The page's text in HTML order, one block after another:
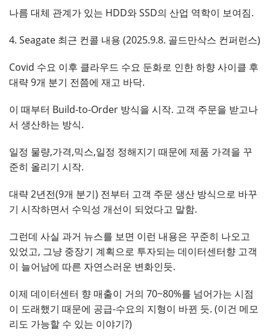
나름 대체 관계가 있는 HDD와 SSD의 산업 역학이 보여짐.
4. Seagate 최근 컨콜 내용 (2025.9.8. 골드만삭스 컨퍼런스)
Covid 수요 이후 클라우드 수요 둔화로 인한 하향 사이클 후
대략 9개 분기 전쯤에 재고 바닥.
이 때부터 Build-to-Order 방식을 시작. 고객 주문을 받고나
서 생산하는 방식.
일정 물량,가격,믹스,일정 정해지기 때문에 제품 가격을 꾸
준히 올리기 시작.
대략 2년전(9개 분기) 전부터 고객 주문 생산 방식으로 바꾸
기 시작하면서 수익성 개선이 되었다고 말함.
그런데 사실 과거 뉴스를 보면 이런 내용은 꾸준히 나오고
있었고, 그냥 중장기 계획으로 투자되는 데이터센터향 고객
이 늘어남에 따른 자연스러운 변화인듯.
이제 데이터센터 향 매출이 거의 70~80%를 넘어가는 시점
이 도래했기 때문에 공급-수요의 지형이 바뀐 듯. (이건 메모
리도 가능할 수 있는 이야기?)